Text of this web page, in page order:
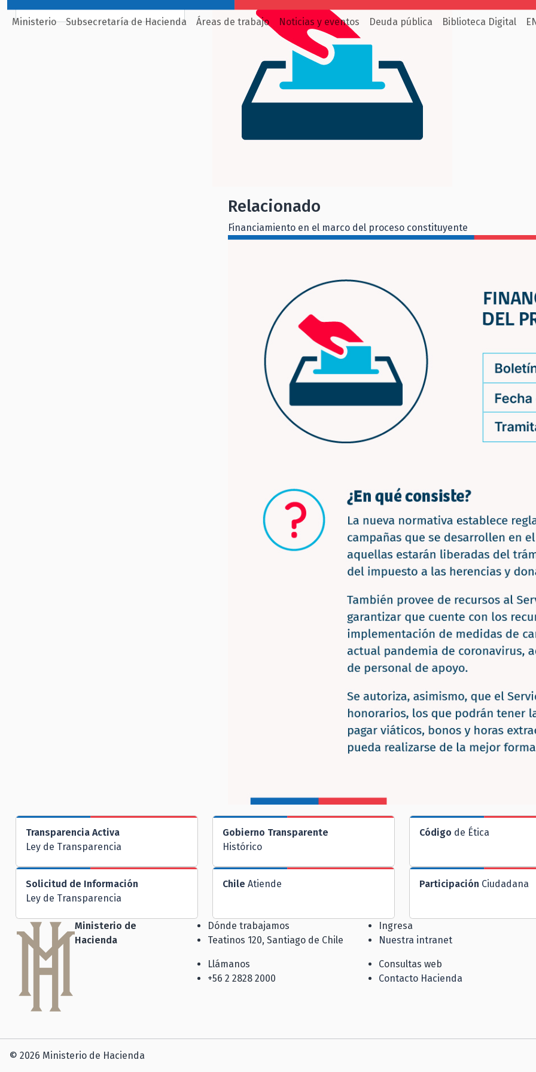
Ministerio Subsecretaría de Hacienda Áreas de trabajo Noticias y eventos Deuda pública Biblioteca Digital
Relacionado
Financiamiento en el marco del proceso constituyente
Transparencia Activa
Ley de Transparencia
Gobierno Transparente
Histórico
Código de Ética
Solicitud de Información
Ley de Transparencia
Chile Atiende Participación Ciudadana
Ministerio de
Hacienda
Dónde trabajamos
Teatinos 120, Santiago de Chile
Llámanos
+56 2 2828 2000
Ingresa
Nuestra intranet
Consultas web
Contacto Hacienda
© 2026 Ministerio de Hacienda